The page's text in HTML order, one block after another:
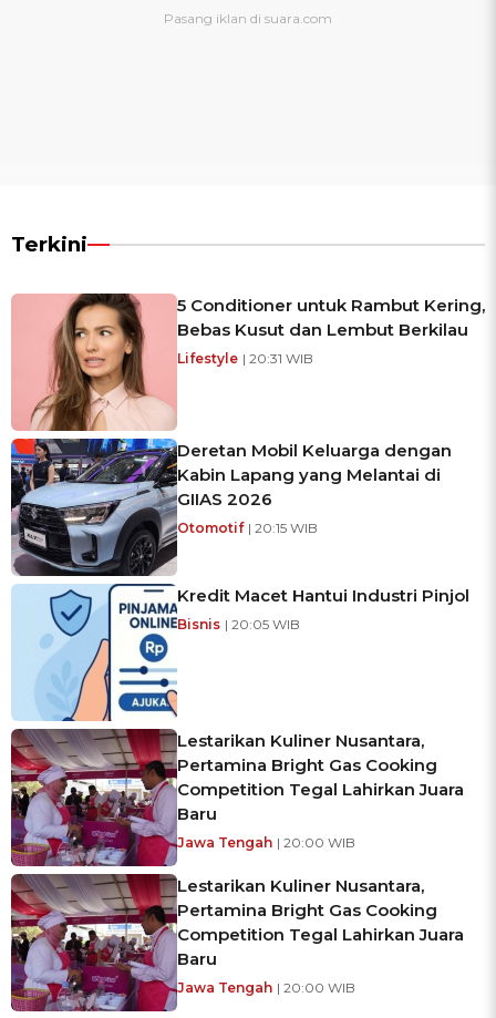
Terkini
5 Conditioner untuk Rambut Kering,
Bebas Kusut dan Lembut Berkilau
Lifestyle | 20:31 WIB
Deretan Mobil Keluarga dengan
Kabin Lapang yang Melantai di
GIIAS 2026
Otomotif | 20:15 WIB
Kredit Macet Hantui Industri Pinjol
Bisnis | 20:05 WIB
Lestarikan Kuliner Nusantara,
Pertamina Bright Gas Cooking
Competition Tegal Lahirkan Juara
Baru
Jawa Tengah | 20:00 WIB
Lestarikan Kuliner Nusantara,
Pertamina Bright Gas Cooking
Competition Tegal Lahirkan Juara
Baru
Jawa Tengah | 20:00 WIB